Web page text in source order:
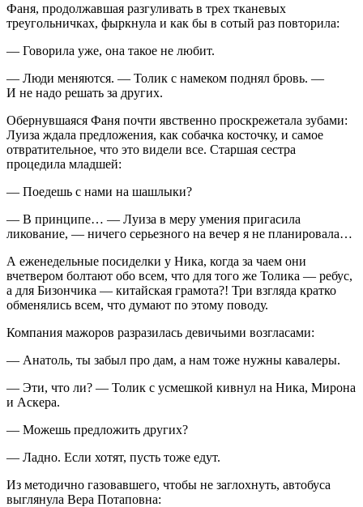
Фаня, продолжавшая разгуливать в трех тканевых
треугольничках, фыркнула и как бы в сотый раз повторила:
— Говорила уже, она такое не любит.
— Люди меняются. — Толик с намеком поднял бровь. —
И не надо решать за других.
Обернувшаяся Фаня почти явственно проскрежетала зубами:
Луиза ждала предложения, как собачка косточку, и самое
отвратительное, что это видели все. Старшая сестра
процедила младшей:
— Поедешь с нами на шашлыки?
— В принципе… — Луиза в меру умения пригасила
ликование, — ничего серьезного на вечер я не планировала…
А еженедельные посиделки у Ника, когда за чаем они
вчетвером болтают обо всем, что для того же Толика — ребус,
а для Бизончика — китайская грамота?! Три взгляда кратко
обменялись всем, что думают по этому поводу.
Компания мажоров разразилась девичьими возгласами:
— Анатоль, ты забыл про дам, а нам тоже нужны кавалеры.
— Эти, что ли? — Толик с усмешкой кивнул на Ника, Мирона
и Аскера.
— Можешь предложить других?
— Ладно. Если хотят, пусть тоже едут.
Из методично газовавшего, чтобы не заглохнуть, автобуса
выглянула Вера Потаповна: